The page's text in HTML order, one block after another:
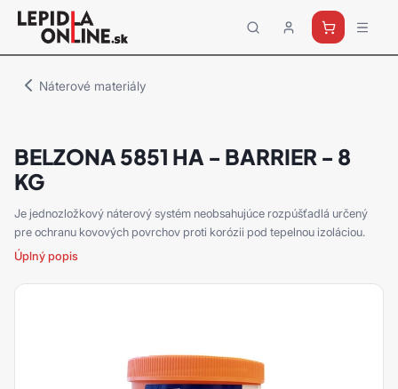
Priemyselné
lepidlá
Náterové materiály
BELZONA 5851 HA - BARRIER - 8
KG
Je jednozložkový náterový systém neobsahujúce rozpúšťadlá určený
pre ochranu kovových povrchov proti korózii pod tepelnou izoláciou.
Úplný popis